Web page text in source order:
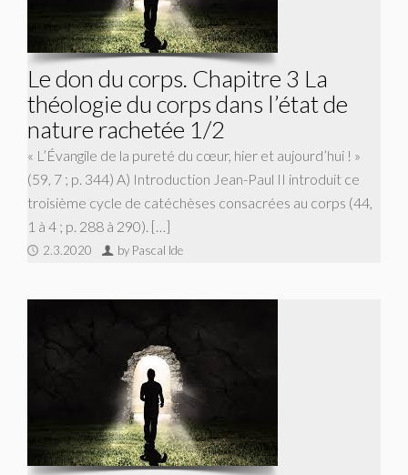
Le don du corps. Chapitre 3 La
théologie du corps dans l’état de
nature rachetée 1/2
« L’Évangile de la pureté du cœur, hier et aujourd’hui ! »
(59, 7 ; p. 344) A) Introduction Jean-Paul II introduit ce
troisième cycle de catéchèses consacrées au corps (44,
1 à 4 ; p. 288 à 290). […]
2.3.2020 by Pascal Ide